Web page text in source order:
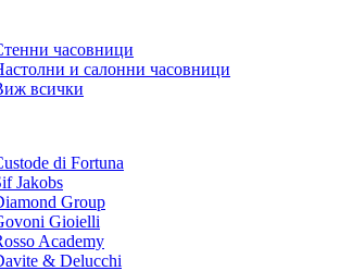
часовници
и салонни часовници
всички
di Fortuna
Jakobs
Group
Gioielli
Academy
& Delucchi